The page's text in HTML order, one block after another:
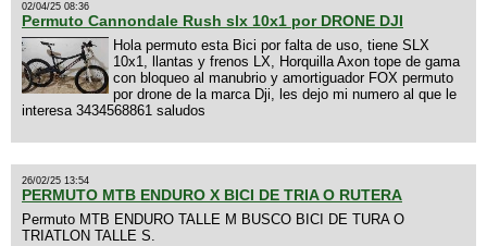
02/04/25 08:36
Permuto Cannondale Rush slx 10x1 por DRONE DJI
Hola permuto esta Bici por falta de uso, tiene SLX
10x1, llantas y frenos LX, Horquilla Axon tope de gama
con bloqueo al manubrio y amortiguador FOX permuto
por drone de la marca Dji, les dejo mi numero al que le
interesa 3434568861 saludos
26/02/25 13:54
PERMUTO MTB ENDURO X BICI DE TRIA O RUTERA
Permuto MTB ENDURO TALLE M BUSCO BICI DE TURA O
TRIATLON TALLE S.